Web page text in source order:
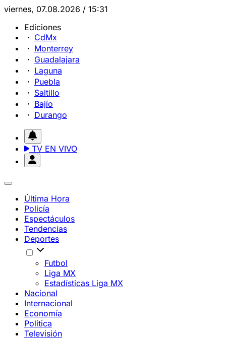
viernes, 07.08.2026 / 15:31
Ediciones
CdMx
Monterrey
Guadalajara
Laguna
Puebla
Saltillo
Bajío
Durango
TV EN VIVO
Última Hora
Policía
Espectáculos
Tendencias
Deportes
Futbol
Liga MX
Estadísticas Liga MX
Nacional
Internacional
Economía
Política
Televisión